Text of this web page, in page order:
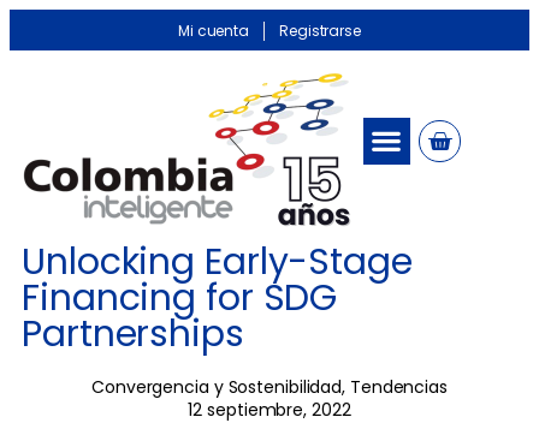
Mi cuenta Registrarse
Unlocking Early-Stage
Financing for SDG
Partnerships
Convergencia y Sostenibilidad, Tendencias
12 septiembre, 2022